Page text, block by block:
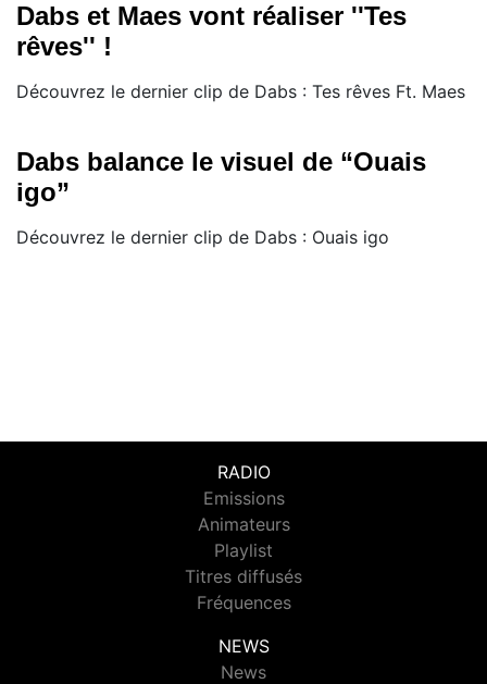
Dabs et Maes vont réaliser ''Tes
rêves'' !
Découvrez le dernier clip de Dabs : Tes rêves Ft. Maes
Dabs balance le visuel de “Ouais
igo”
Découvrez le dernier clip de Dabs : Ouais igo
RADIO
Emissions
Animateurs
Playlist
Titres diffusés
Fréquences
NEWS
News